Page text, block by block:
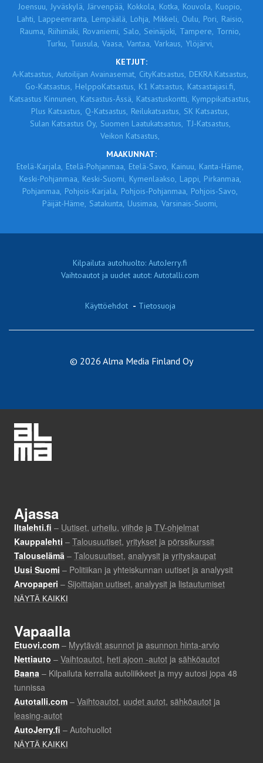
Joensuu, Jyväskylä, Järvenpää, Kokkola, Kotka, Kouvola, Kuopio,
Lahti, Lappeenranta, Lempäälä, Lohja, Mikkeli, Oulu, Pori, Raisio,
Rauma, Riihimäki, Rovaniemi, Salo, Seinäjoki, Tampere, Tornio,
Turku, Tuusula, Vaasa, Vantaa, Varkaus, Ylöjärvi,
KETJUT:
A-Katsastus, Autoilijan Avainasemat, CityKatsastus, DEKRA Katsastus,
Go-Katsastus, HelppoKatsastus, K1 Katsastus, Katsastajasi.fi,
Katsastus Kinnunen, Katsastus-Ässä, Katsastuskontti, Kymppikatsastus,
Plus Katsastus, Q-Katsastus, Reilukatsastus, SK Katsastus,
Sulan Katsastus Oy, Suomen Laatukatsastus, TJ-Katsastus,
Veikon Katsastus,
MAAKUNNAT:
Etelä-Karjala, Etelä-Pohjanmaa, Etelä-Savo, Kainuu, Kanta-Häme,
Keski-Pohjanmaa, Keski-Suomi, Kymenlaakso, Lappi, Pirkanmaa,
Pohjanmaa, Pohjois-Karjala, Pohjois-Pohjanmaa, Pohjois-Savo,
Päijät-Häme, Satakunta, Uusimaa, Varsinais-Suomi,
Kilpailuta autohuolto: AutoJerry.fi
Vaihtoautot ja uudet autot: Autotalli.com
Käyttöehdot - Tietosuoja
© 2026 Alma Media Finland Oy